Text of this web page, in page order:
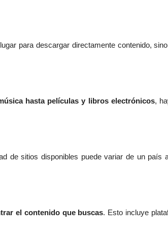
para descargar directamente contenido,
hasta películas y libros electrónicos,
de sitios disponibles puede variar de un país
el contenido que buscas. Esto incluye